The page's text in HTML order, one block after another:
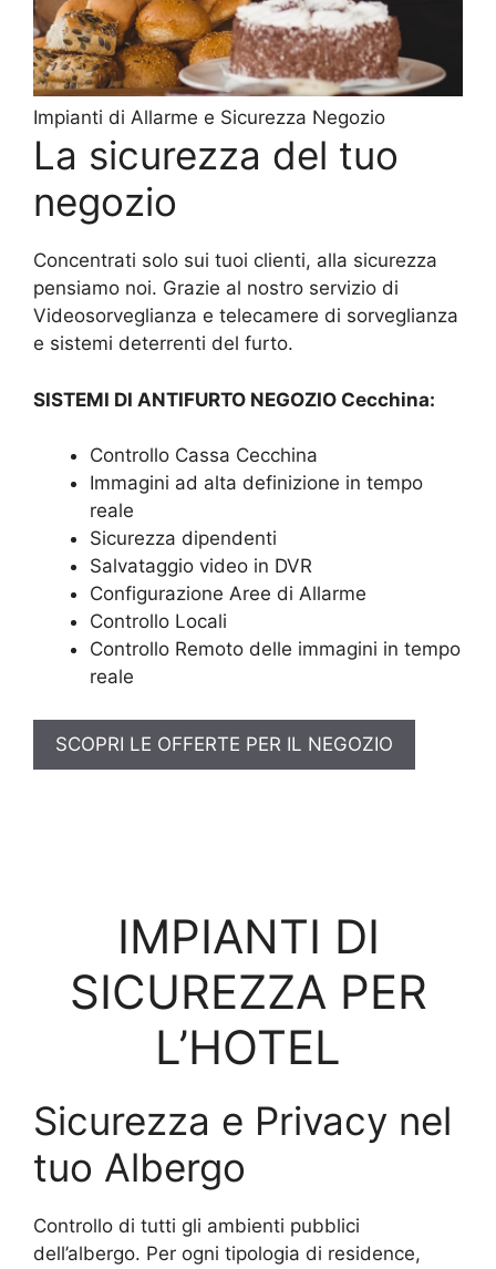
Impianti di Allarme e Sicurezza Negozio
La sicurezza del tuo
negozio
Concentrati solo sui tuoi clienti, alla sicurezza
pensiamo noi. Grazie al nostro servizio di
Videosorveglianza e telecamere di sorveglianza
e sistemi deterrenti del furto.
SISTEMI DI ANTIFURTO NEGOZIO Cecchina:
Controllo Cassa Cecchina
Immagini ad alta definizione in tempo
reale
Sicurezza dipendenti
Salvataggio video in DVR
Configurazione Aree di Allarme
Controllo Locali
Controllo Remoto delle immagini in tempo
reale
SCOPRI LE OFFERTE PER IL NEGOZIO
IMPIANTI DI
SICUREZZA PER
L’HOTEL
Sicurezza e Privacy nel
tuo Albergo
Controllo di tutti gli ambienti pubblici
dell’albergo. Per ogni tipologia di residence,